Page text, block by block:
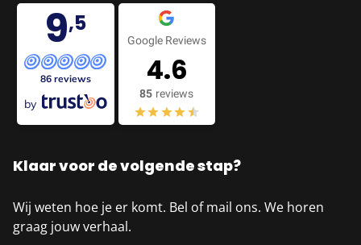
9,5
86 reviews
by
Google Reviews
4.6
85 reviews
Klaar voor de volgende stap?
Wij weten hoe je er komt. Bel of mail ons. We horen
graag jouw verhaal.